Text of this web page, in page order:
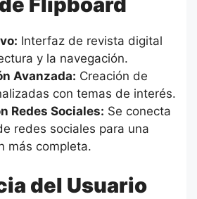
Interfaz de revista digital
y la navegación.
Avanzada: Creación de
con temas de interés.
Redes Sociales: Se conecta
redes sociales para una
más completa.
del Usuario